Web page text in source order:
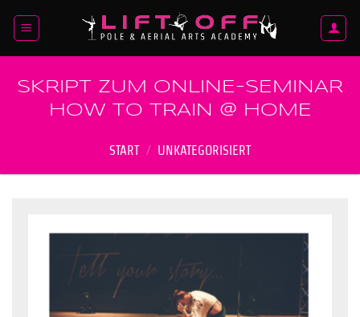
Inhalt
SKRIPT ZUM ONLINE-SEMINAR
HOW TO TRAIN @ HOME
START / UNKATEGORISIERT